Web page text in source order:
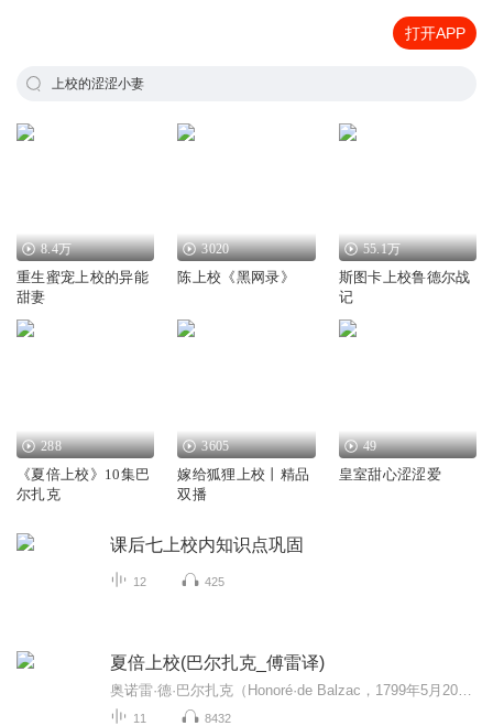
打开APP
上校的涩涩小妻
8.4万
重生蜜宠上校的异能
甜妻
3020
陈上校《黑网录》
55.1万
斯图卡上校鲁德尔战
记
288
《夏倍上校》10集巴
尔扎克
3605
嫁给狐狸上校丨精品
双播
49
皇室甜心涩涩爱
课后七上校内知识点巩固
12 425
夏倍上校(巴尔扎克_傅雷译)
11 8432